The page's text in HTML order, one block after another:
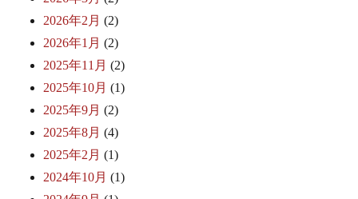
2026年2月 (2)
2026年1月 (2)
2025年11月 (2)
2025年10月 (1)
2025年9月 (2)
2025年8月 (4)
2025年2月 (1)
2024年10月 (1)